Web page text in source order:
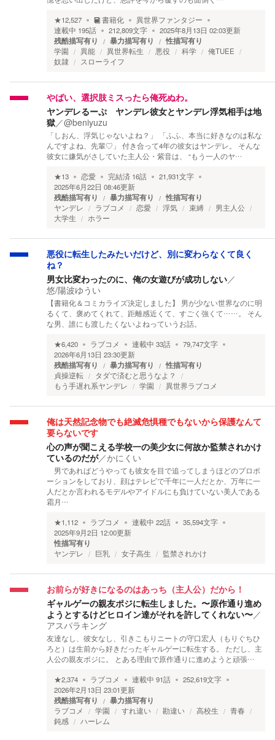
★12,527 書籍化
異世界ファンタジー
連載中 195話 212,809文字 2025年8月13日 02:03更新
残酷描写有り 暴力描写有り 性描写有り
学園 異能 異世界転生 悪役 科学
俺TUEE
奴隷
スローライフ
やばい、選択肢ミスったら俺死ぬわ。
ヤンデレるーぷ ヤンデレ彼女とヤンデレ浮気相手は地
獄／@beniyuzu
「しおん、浮気じゃないよね？」 「ふふ、本当に好きなのは私な
んですよね、先輩♡」 付き合って4年の彼女はヤンデレ。 そんな
彼女に嫌気がさしていた主人公・紫音は、 “もう一人のヤ…
★13 恋愛 完結済 16話 21,931文字
2025年6月22日 08:46更新
残酷描写有り 暴力描写有り 性描写有り
ヤンデレ ラブコメ 恋愛 浮気 束縛
男主人公
大学生
ホラー
悪役に転生したみたいだけど、別に変わらなくて良く
ね？
男女比変わったのに、俺の女遊びが成功しない／
悠/陽波ゆうい
【書籍化＆コミカライズ決定しました】 男が少ない世界なのに明
るくて、褒めてくれて、距離感近くて、すごく強くて……。 そん
な男、誰にも渡したくないよねっていうお話。
★6,420 ラブコメ 連載中 33話 79,747文字
2026年6月13日 23:30更新
残酷描写有り 暴力描写有り 性描写有り
貞操逆転
タダで済むと思うなよ？
もう手遅れ系ヤンデレ
学園 異世界ラブコメ
俺は天然記念物でも絶滅危惧種でもないから保護なんて
要らないです
心の声が聞こえる学校一の美少女に何故か監禁されかけ
ているのだが／かにくい
男であればどうやっても彼女を目で追ってしまうほどのプロポ
ーションをしており、顔はテレビで千年に一人だとか、万年に一
人だとか言われるモデルやアイドルにも負けていない美人である
霜月…
★1,112 ラブコメ 連載中 22話 35,594文字
2025年9月2日 12:00更新
性描写有り
ヤンデレ 巨乳 女子高生 監禁されかけ
お前らが好きになるのはあっち（主人公）だから！
ギャルゲーの親友ポジに転生しました。〜原作通り進め
ようとするけどヒロイン達がそれを許してくれない〜／
アスパラキング
友達なし、彼女なし、引きこもりニートの守口宏人（もりぐちひ
ろと）は生前から好きだったギャルゲーに転生する。 ただし、主
人公の親友ポジに。 とある理由で原作通りに進めようと頑張…
★2,374 ラブコメ 連載中 91話 252,619文字
2026年2月13日 23:01更新
残酷描写有り 暴力描写有り
ラブコメ 学園 すれ違い 勘違い 高校生
青春
鈍感
ハーレム